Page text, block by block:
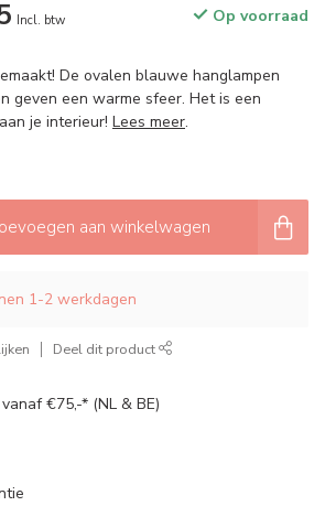
Incl. btw Op voorraad
De ovalen blauwe hanglampen
geven een warme sfeer. Het is een
je interieur! Lees meer.
aan winkelwagen
1-2 werkdagen
Deel dit product
€75,-* (NL & BE)